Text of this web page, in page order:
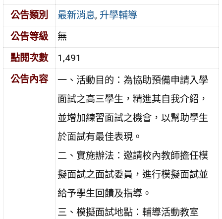
公告類別
最新消息, 升學輔導
公告等級
無
點閱次數
1,491
公告內容
一、活動目的：為協助預備申請入學
面試之高三學生，精進其自我介紹，
並增加練習面試之機會，以幫助學生
於面試有最佳表現。
二、實施辦法：邀請校內教師擔任模
擬面試之面試委員，進行模擬面試並
給予學生回饋及指導。
三、模擬面試地點：輔導活動教室